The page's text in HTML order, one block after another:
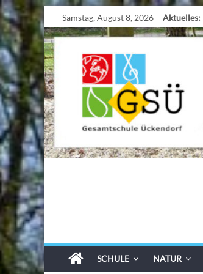
Samstag, August 8, 2026 Aktuelles:
SCHULE NATUR